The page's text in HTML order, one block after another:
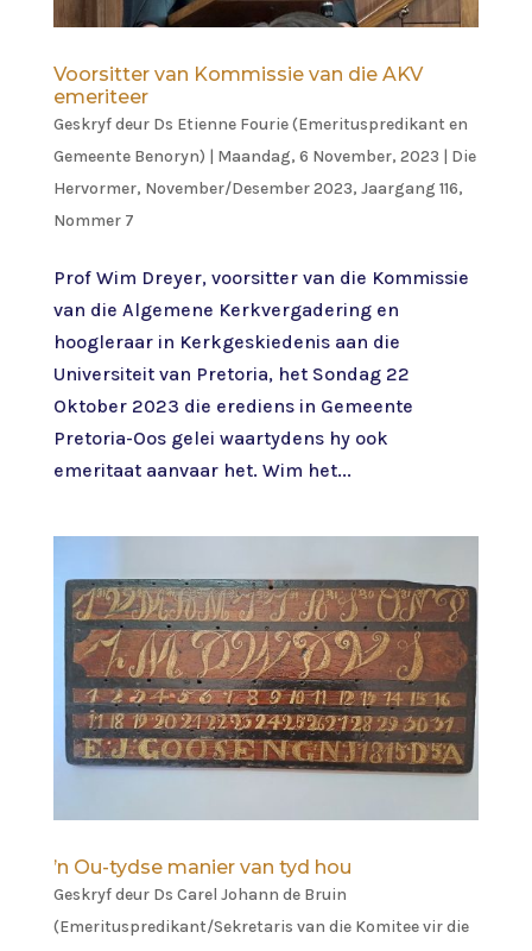
Voorsitter van Kommissie van die AKV
emeriteer
Geskryf deur Ds Etienne Fourie (Emerituspredikant en
Gemeente Benoryn) | Maandag, 6 November, 2023 | Die
Hervormer, November/Desember 2023, Jaargang 116,
Nommer 7
Prof Wim Dreyer, voorsitter van die Kommissie
van die Algemene Kerkvergadering en
hoogleraar in Kerkgeskiedenis aan die
Universiteit van Pretoria, het Sondag 22
Oktober 2023 die erediens in Gemeente
Pretoria-Oos gelei waartydens hy ook
emeritaat aanvaar het. Wim het...
’n Ou-tydse manier van tyd hou
Geskryf deur Ds Carel Johann de Bruin
(Emerituspredikant/Sekretaris van die Komitee vir die